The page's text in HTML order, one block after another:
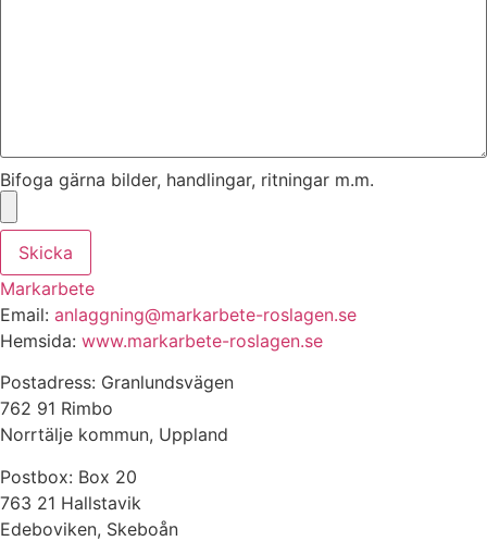
Bifoga gärna bilder, handlingar, ritningar m.m.
Skicka
Markarbete
Email: anlaggning@markarbete-roslagen.se
Hemsida: www.markarbete-roslagen.se
Postadress: Granlundsvägen
762 91 Rimbo
Norrtälje kommun, Uppland
Postbox: Box 20
763 21 Hallstavik
Edeboviken, Skeboån